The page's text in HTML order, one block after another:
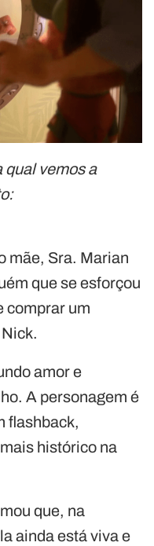
qual vemos a
mãe, Sra. Marian
que se esforçou
comprar um
amor e
A personagem é
flashback,
histórico na
que, na
ainda está viva e